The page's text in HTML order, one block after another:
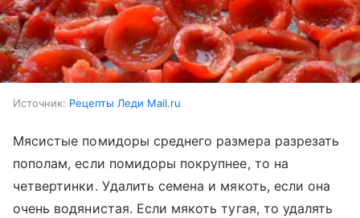
Источник: Рецепты Леди Mail.ru
Мясистые помидоры среднего размера разрезать
пополам, если помидоры покрупнее, то на
четвертинки. Удалить семена и мякоть, если она
очень водянистая. Если мякоть тугая, то удалять